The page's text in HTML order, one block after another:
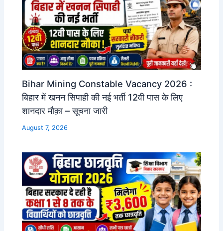
Bihar Mining Constable Vacancy 2026 :
बिहार में खनन सिपाही की नई भर्ती 12वी पास के लिए
शानदार मौक़ा – सूचना जारी
August 7, 2026